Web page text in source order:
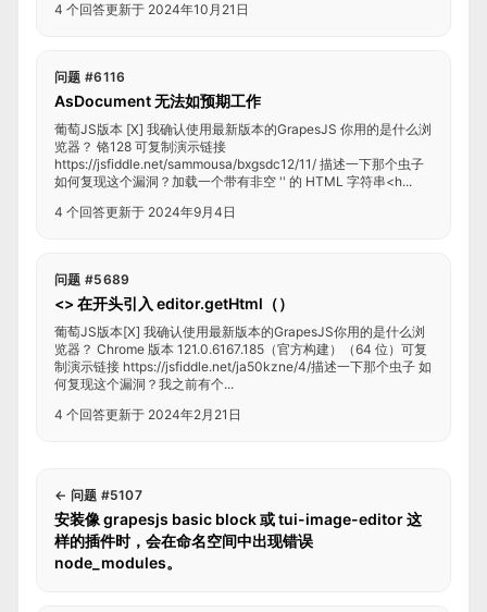
4 个回答更新于 2024年10月21日
问题 #6116
AsDocument 无法如预期工作
葡萄JS版本 [X] 我确认使用最新版本的GrapesJS 你用的是什么浏
览器？ 铬128 可复制演示链接
https://jsfiddle.net/sammousa/bxgsdc12/11/ 描述一下那个虫子
如何复现这个漏洞？加载一个带有非空 '' 的 HTML 字符串<h...
4 个回答更新于 2024年9月4日
问题 #5689
<> 在开头引入 editor.getHtml（）
葡萄JS版本[X] 我确认使用最新版本的GrapesJS你用的是什么浏
览器？ Chrome 版本 121.0.6167.185（官方构建）（64 位）可复
制演示链接 https://jsfiddle.net/ja50kzne/4/描述一下那个虫子 如
何复现这个漏洞？我之前有个...
4 个回答更新于 2024年2月21日
← 问题 #5107
安装像 grapesjs basic block 或 tui-image-editor 这
样的插件时，会在命名空间中出现错误
node_modules。